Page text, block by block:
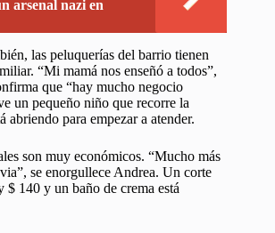
arsenal nazi en
las peluquerías del barrio tienen
“Mi mamá nos enseñó a todos”,
que “hay mucho negocio
un pequeño niño que recorre la
abriendo para empezar a atender.
son muy económicos. “Mucho más
se enorgullece Andrea. Un corte
$ 140 y un baño de crema está